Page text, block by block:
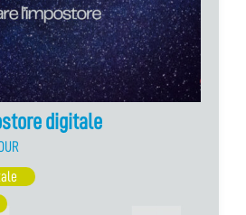
digitale